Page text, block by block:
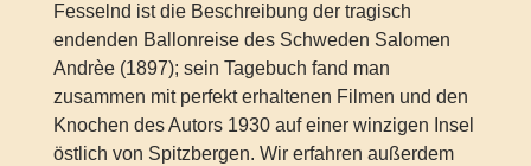
Fesselnd ist die Beschreibung der tragisch
endenden Ballonreise des Schweden Salomen
Andrèe (1897); sein Tagebuch fand man
zusammen mit perfekt erhaltenen Filmen und den
Knochen des Autors 1930 auf einer winzigen Insel
östlich von Spitzbergen. Wir erfahren außerdem